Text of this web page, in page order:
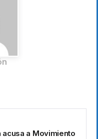
acusa a Movimiento